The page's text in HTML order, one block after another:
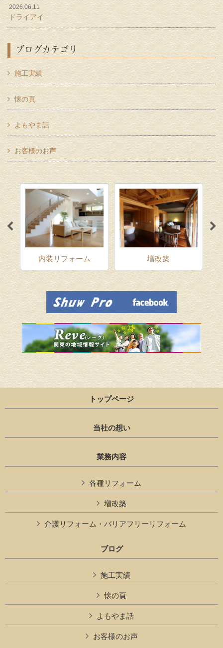
2026.06.11
ドライアイ
ブログカテゴリ
施工実績
懐の頁
よもやま話
お客様のお声
内装リフォーム 増改築
トップページ
当社の想い
業務内容
各種リフォーム
増改築
介護リフォーム・バリアフリーリフォーム
ブログ
施工実績
懐の頁
よもやま話
お客様のお声